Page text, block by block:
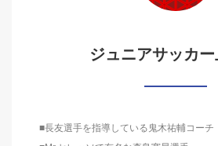
ジュニアサッカ
■長友選手を指導している鬼木祐輔コーチ